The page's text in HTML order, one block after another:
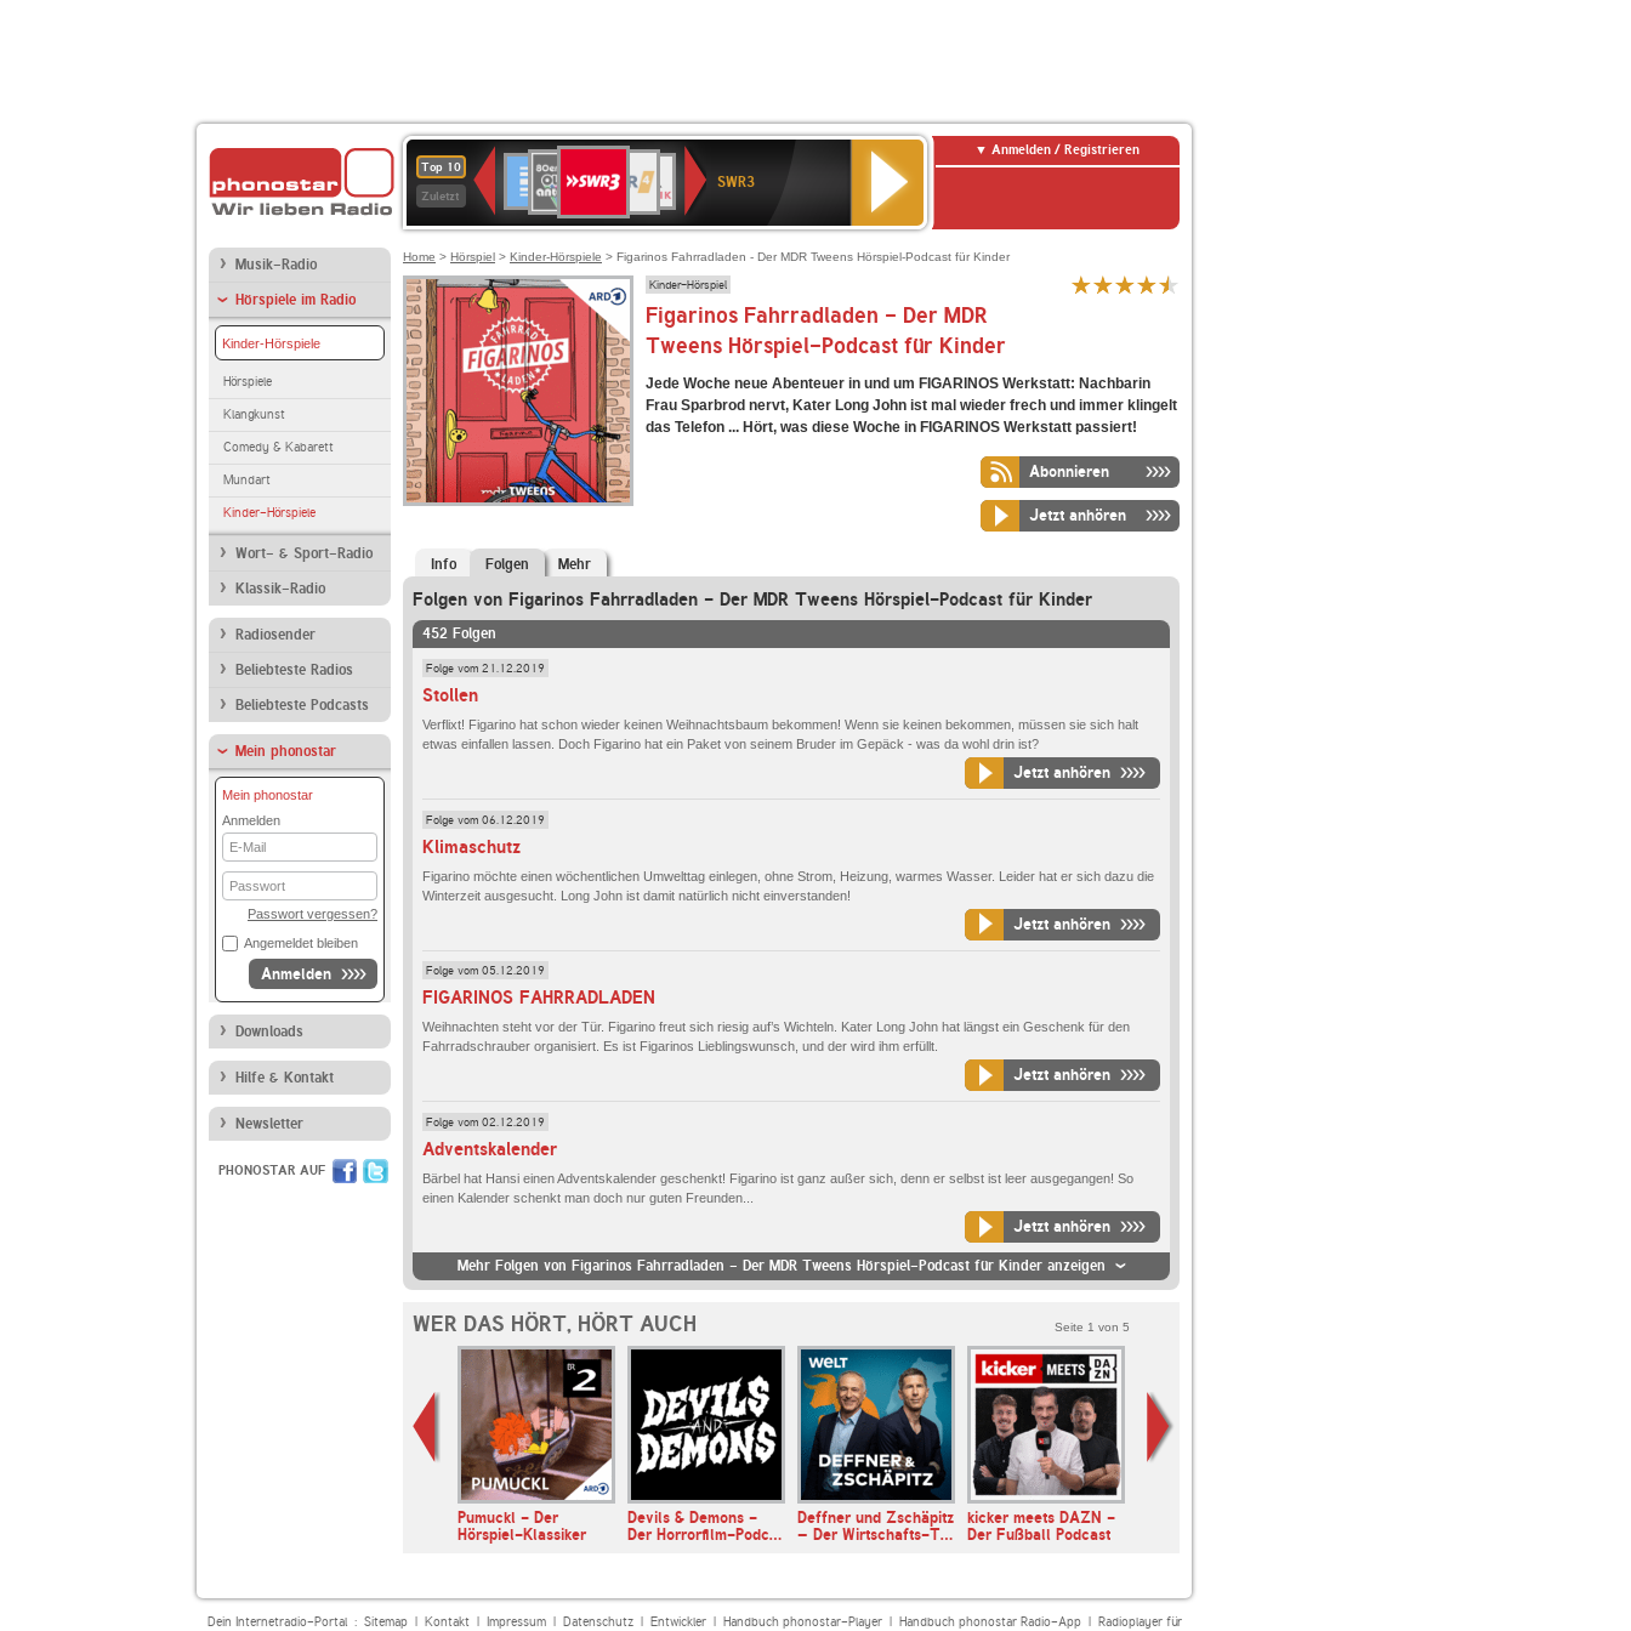
Top 10
Zuletzt
Deutschlandfunk
80er
90er
OLDIE
ANTENNE
4
KLASSIK
SWR
Kultur
NDR
2
SWR3
Anmelden / Registrieren
Musik-Radio
Hörspiele im Radio
Kinder-Hörspiele
Hörspiele
Klangkunst
Comedy & Kabarett
Mundart
Kinder-Hörspiele
Wort- & Sport-Radio
Klassik-Radio
Radiosender
Beliebteste Radios
Beliebteste Podcasts
Mein phonostar
Mein phonostar
Anmelden
E-
Mail
Passwort
Passwort vergessen?
Angemeldet bleiben
Anmelden
Downloads
Hilfe & Kontakt
Newsletter
PHONOSTAR AUF
Home > Hörspiel > Kinder-Hörspiele > Figarinos Fahrradladen - Der MDR Tweens Hörspiel-Podcast für Kinder
Kinder-Hörspiel
Figarinos Fahrradladen - Der MDR
Tweens Hörspiel-Podcast für Kinder
Jede Woche neue Abenteuer in und um FIGARINOS Werkstatt: Nachbarin
Frau Sparbrod nervt, Kater Long John ist mal wieder frech und immer klingelt
das Telefon ... Hört, was diese Woche in FIGARINOS Werkstatt passiert!
Abonnieren
Jetzt anhören
Info Folgen Mehr
Folgen von Figarinos Fahrradladen - Der MDR Tweens Hörspiel-Podcast für Kinder
452 Folgen
Folge vom 21.12.2019
Stollen
Verflixt! Figarino hat schon wieder keinen Weihnachtsbaum bekommen! Wenn sie keinen bekommen, müssen sie sich halt
etwas einfallen lassen. Doch Figarino hat ein Paket von seinem Bruder im Gepäck - was da wohl drin ist?
Jetzt anhören
Folge vom 06.12.2019
Klimaschutz
Figarino möchte einen wöchentlichen Umwelttag einlegen, ohne Strom, Heizung, warmes Wasser. Leider hat er sich dazu die
Winterzeit ausgesucht. Long John ist damit natürlich nicht einverstanden!
Jetzt anhören
Folge vom 05.12.2019
FIGARINOS FAHRRADLADEN
Weihnachten steht vor der Tür. Figarino freut sich riesig auf’s Wichteln. Kater Long John hat längst ein Geschenk für den
Fahrradschrauber organisiert. Es ist Figarinos Lieblingswunsch, und der wird ihm erfüllt.
Jetzt anhören
Folge vom 02.12.2019
Adventskalender
Bärbel hat Hansi einen Adventskalender geschenkt! Figarino ist ganz außer sich, denn er selbst ist leer ausgegangen! So
einen Kalender schenkt man doch nur guten Freunden...
Jetzt anhören
Mehr Folgen von Figarinos Fahrradladen - Der MDR Tweens Hörspiel-Podcast für Kinder anzeigen
WER DAS HÖRT, HÖRT AUCH Seite 1 von 5
Pumuckl - Der
Hörspiel-Klassiker
Devils & Demons -
Der Horrorfilm-Podc…
Deffner und Zschäpitz
– Der Wirtschafts-T…
kicker meets DAZN -
Der Fußball Podcast
Dein Internetradio-Portal : Sitemap| Kontakt| Impressum| Datenschutz| Entwickler| Handbuch phonostar-Player| Handbuch phonostar Radio-App| Radioplayer für